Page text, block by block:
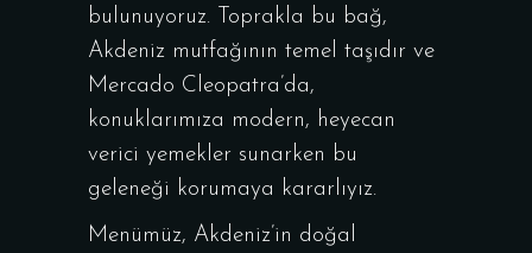
bulunuyoruz. Toprakla bu bağ,
Akdeniz mutfağının temel taşıdır ve
Mercado Cleopatra’da,
konuklarımıza modern, heyecan
verici yemekler sunarken bu
geleneği korumaya kararlıyız.
Menümüz, Akdeniz’in doğal